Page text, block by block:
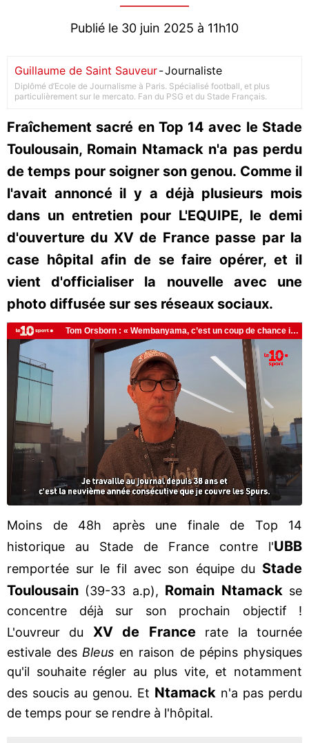
Publié le 30 juin 2025 à 11h10
Guillaume de Saint Sauveur-Journaliste
Diplômé d’Ecole de Journalisme à Paris. Spécialisé football, et plus
particulièrement sur le mercato. Fan du PSG et du Stade Français.
Fraîchement sacré en Top 14 avec le Stade
Toulousain, Romain Ntamack n'a pas perdu
de temps pour soigner son genou. Comme il
l'avait annoncé il y a déjà plusieurs mois
dans un entretien pour L'EQUIPE, le demi
d'ouverture du XV de France passe par la
case hôpital afin de se faire opérer, et il
vient d'officialiser la nouvelle avec une
photo diffusée sur ses réseaux sociaux.
Moins de 48h après une finale de Top 14
historique au Stade de France contre l'UBB
remportée sur le fil avec son équipe du Stade
Toulousain (39-33 a.p), Romain Ntamack se
concentre déjà sur son prochain objectif !
L'ouvreur du XV de Francerate la tournée
estivale des Bleus en raison de pépins physiques
qu'il souhaite régler au plus vite, et notamment
des soucis au genou. Et Ntamack n'a pas perdu
de temps pour se rendre à l'hôpital.